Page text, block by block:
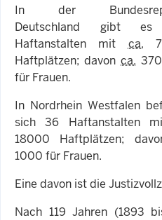
In der
Deutschland gibt
Haftanstalten mit ca.
Haftplätzen; davon ca.
für Frauen.
In Nordrhein Westfalen
sich 36 Haftanstalten
18000 Haftplätzen;
1000 für Frauen.
Eine davon ist die
Nach 119 Jahren (1893